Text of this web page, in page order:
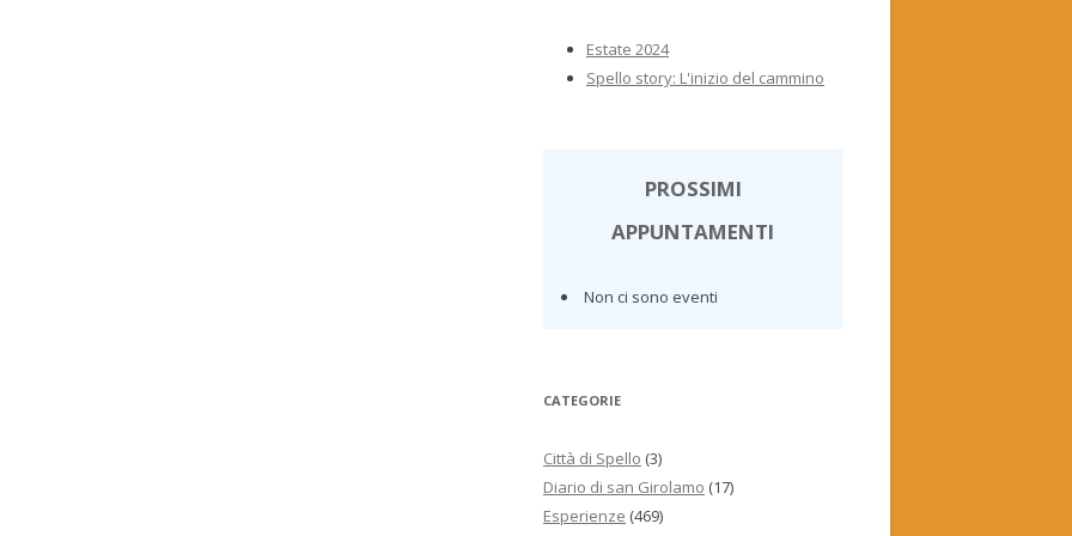
Estate 2024
Spello story: L'inizio del cammino
PROSSIMI
APPUNTAMENTI
Non ci sono eventi
CATEGORIE
Città di Spello (3)
Diario di san Girolamo (17)
Esperienze (469)